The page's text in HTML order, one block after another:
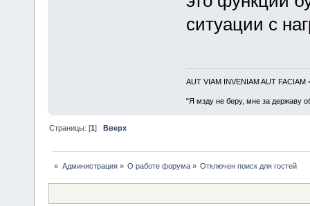
ситуации с
AUT VIAM INVENIAM AUT FACIAM
"Я мзду не беру, мне за державу
Страницы: [1]Вверх
» Администрация» О работе форума» Отключен поиск для гостей